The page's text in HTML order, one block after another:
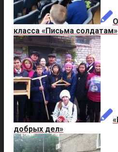
класса «Письма солдатам»
добрых дел»